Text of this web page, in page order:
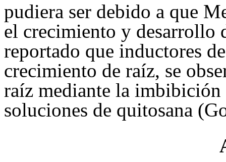
pudiera ser debido a que
el crecimiento y desarrollo
reportado que inductores
crecimiento de raíz, se
raíz mediante la imbibición
soluciones de quitosana